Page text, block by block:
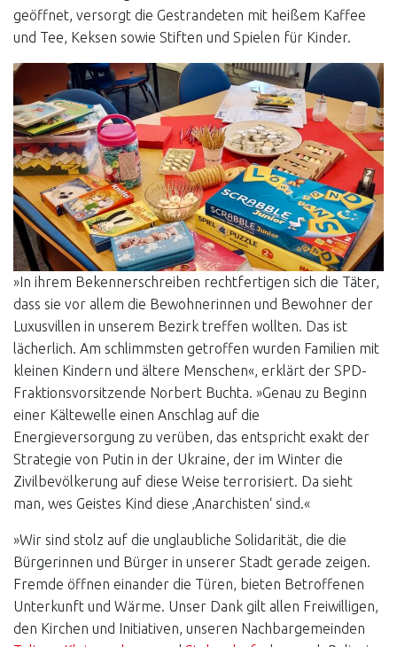
geöffnet, versorgt die Gestrandeten mit heißem Kaffee
und Tee, Keksen sowie Stiften und Spielen für Kinder.
»In ihrem Bekennerschreiben rechtfertigen sich die Täter,
dass sie vor allem die Bewohnerinnen und Bewohner der
Luxusvillen in unserem Bezirk treffen wollten. Das ist
lächerlich. Am schlimmsten getroffen wurden Familien mit
kleinen Kindern und ältere Menschen«, erklärt der SPD-
Fraktionsvorsitzende Norbert Buchta. »Genau zu Beginn
einer Kältewelle einen Anschlag auf die
Energieversorgung zu verüben, das entspricht exakt der
Strategie von Putin in der Ukraine, der im Winter die
Zivilbevölkerung auf diese Weise terrorisiert. Da sieht
man, wes Geistes Kind diese ‚Anarchisten‘ sind.«
»Wir sind stolz auf die unglaubliche Solidarität, die die
Bürgerinnen und Bürger in unserer Stadt gerade zeigen.
Fremde öffnen einander die Türen, bieten Betroffenen
Unterkunft und Wärme. Unser Dank gilt allen Freiwilligen,
den Kirchen und Initiativen, unseren Nachbargemeinden